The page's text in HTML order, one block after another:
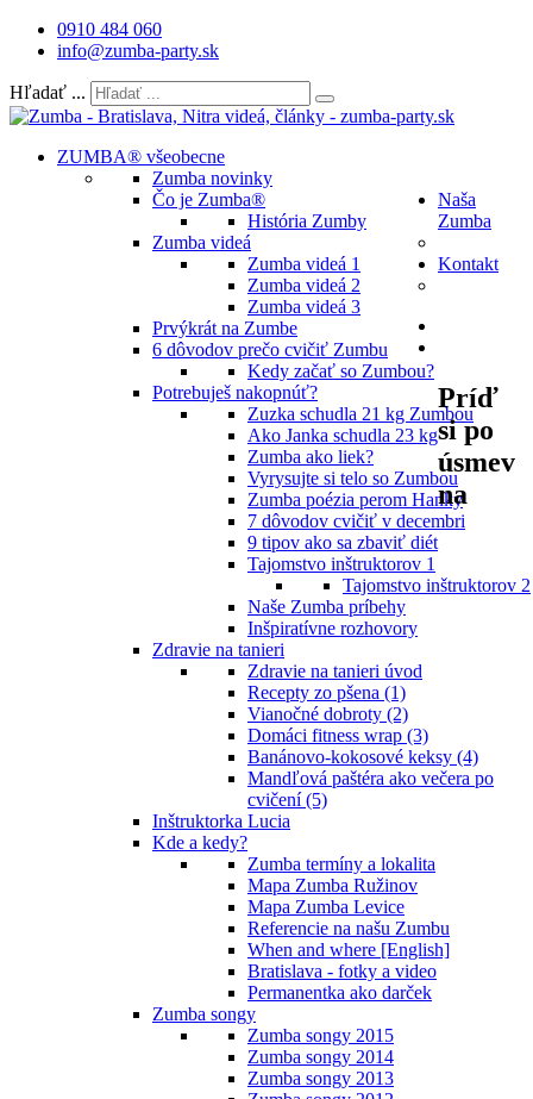
0910 484 060
info@zumba-party.sk
Hľadať ...
ZUMBA® všeobecne
Zumba novinky
Čo je Zumba®
História Zumby
Zumba videá
Zumba videá 1
Zumba videá 2
Zumba videá 3
Prvýkrát na Zumbe
6 dôvodov prečo cvičiť Zumbu
Kedy začať so Zumbou?
Potrebuješ nakopnúť?
Zuzka schudla 21 kg Zumbou
Ako Janka schudla 23 kg
Zumba ako liek?
Vyrysujte si telo so Zumbou
Zumba poézia perom Hanky
7 dôvodov cvičiť v decembri
9 tipov ako sa zbaviť diét
Tajomstvo inštruktorov 1
Tajomstvo inštruktorov 2
Naše Zumba príbehy
Inšpiratívne rozhovory
Naša
Zumba
Zdravie na tanieri
Zdravie na tanieri úvod
Recepty zo pšena (1)
Vianočné dobroty (2)
Domáci fitness wrap (3)
Banánovo-kokosové keksy (4)
Mandľová paštéra ako večera po
cvičení (5)
Inštruktorka Lucia
Kde a kedy?
Zumba termíny a lokalita
Mapa Zumba Ružinov
Mapa Zumba Levice
Referencie na našu Zumbu
When and where [English]
Bratislava - fotky a video
Permanentka ako darček
Zumba songy
Zumba songy 2015
Zumba songy 2014
Zumba songy 2013
Kontakt
Príď
si po
úsmev
na